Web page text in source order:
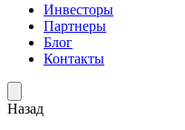
Инвесторы
Партнеры
Блог
Контакты
Назад